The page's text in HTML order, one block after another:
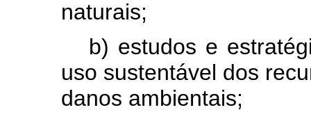
naturais;
b) estudos e
uso sustentável dos
danos ambientais;